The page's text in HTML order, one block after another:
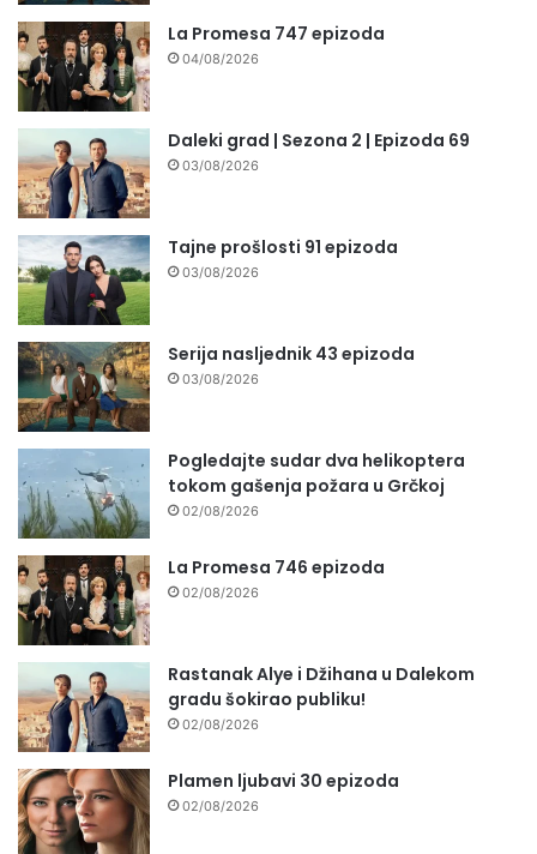
La Promesa 747 epizoda
04/08/2026
Daleki grad | Sezona 2 | Epizoda 69
03/08/2026
Tajne prošlosti 91 epizoda
03/08/2026
Serija nasljednik 43 epizoda
03/08/2026
Pogledajte sudar dva helikoptera
tokom gašenja požara u Grčkoj
02/08/2026
La Promesa 746 epizoda
02/08/2026
Rastanak Alye i Džihana u Dalekom
gradu šokirao publiku!
02/08/2026
Plamen ljubavi 30 epizoda
02/08/2026